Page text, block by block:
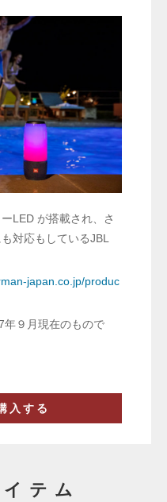
LED が搭載され、さ
対応もしているJBL
japan.co.jp/produc
年９月現在のもので
入する
テム